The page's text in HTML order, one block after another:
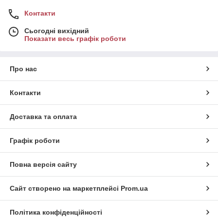
Контакти
Сьогодні вихідний
Показати весь графік роботи
Про нас
Контакти
Доставка та оплата
Графік роботи
Повна версія сайту
Сайт створено на маркетплейсі Prom.ua
Політика конфіденційності